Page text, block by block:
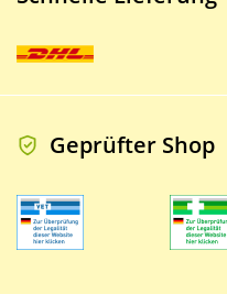
Geprüfter Shop